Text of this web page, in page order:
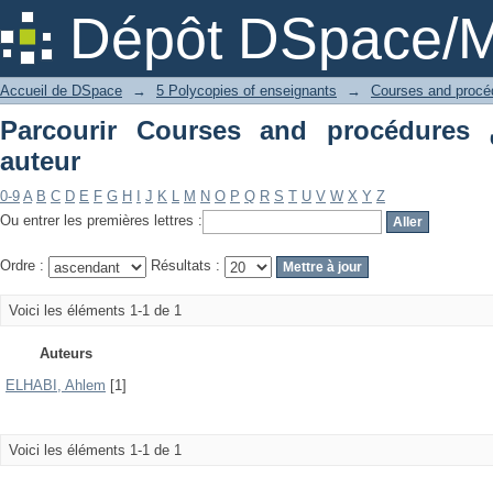
Dépôt DSpace/
Accueil de DSpace → 5 Polycopies of enseignants →
Parcourir Courses and procédures دروس و تمارين par
auteur
0-9 A B C D E F G H J K L M N O P Q R S T U V W X Y Z
Ou entrer les premières lettres :
Ordre : Résultats :
Voici les éléments 1-1 de 1
Auteurs
ELHABI, Ahlem [1]
Voici les éléments 1-1 de 1